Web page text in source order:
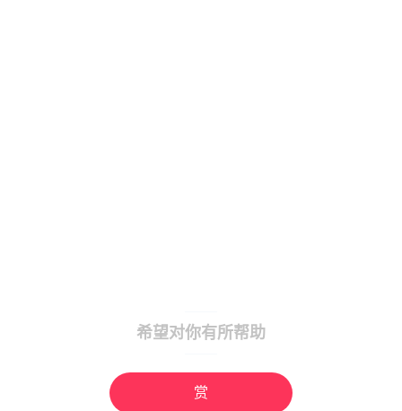
希望对你有所帮助
赏